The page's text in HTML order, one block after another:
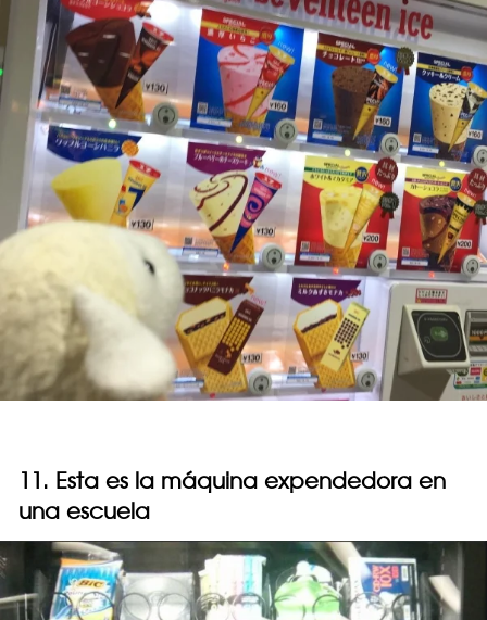
11. Esta es la máquina expendedora en
una escuela